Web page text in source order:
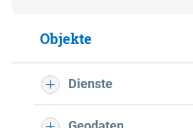
Objekte
Dienste